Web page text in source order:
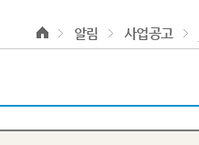
알림 사업공고